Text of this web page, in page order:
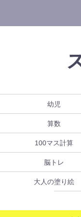
幼児
算数
100マス計算
脳トレ
大人の塗り絵